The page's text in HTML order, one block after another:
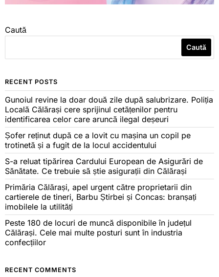
Caută
Caută
RECENT POSTS
Gunoiul revine la doar două zile după salubrizare. Poliția
Locală Călărași cere sprijinul cetățenilor pentru
identificarea celor care aruncă ilegal deșeuri
Șofer reținut după ce a lovit cu mașina un copil pe
trotinetă și a fugit de la locul accidentului
S-a reluat tipărirea Cardului European de Asigurări de
Sănătate. Ce trebuie să știe asigurații din Călărași
Primăria Călărași, apel urgent către proprietarii din
cartierele de tineri, Barbu Știrbei și Concas: branșați
imobilele la utilități
Peste 180 de locuri de muncă disponibile în județul
Călărași. Cele mai multe posturi sunt în industria
confecțiilor
RECENT COMMENTS